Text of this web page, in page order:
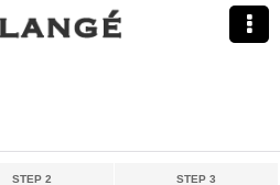
STEP 2 STEP 3